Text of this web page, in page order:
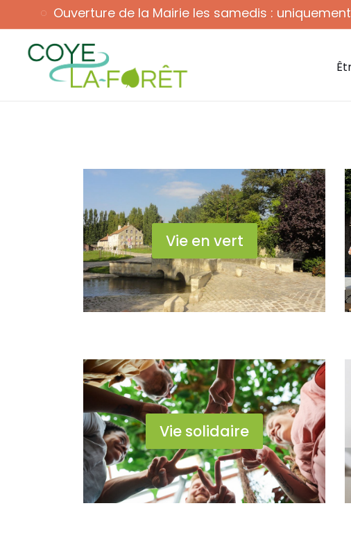
Ouverture de la Mairie les samedis :
Ouverture : ma, me, ve : 9h - 12h & 14h30 - 17h30 sa : 9h - 12h
Vie en vert
Vie solidaire